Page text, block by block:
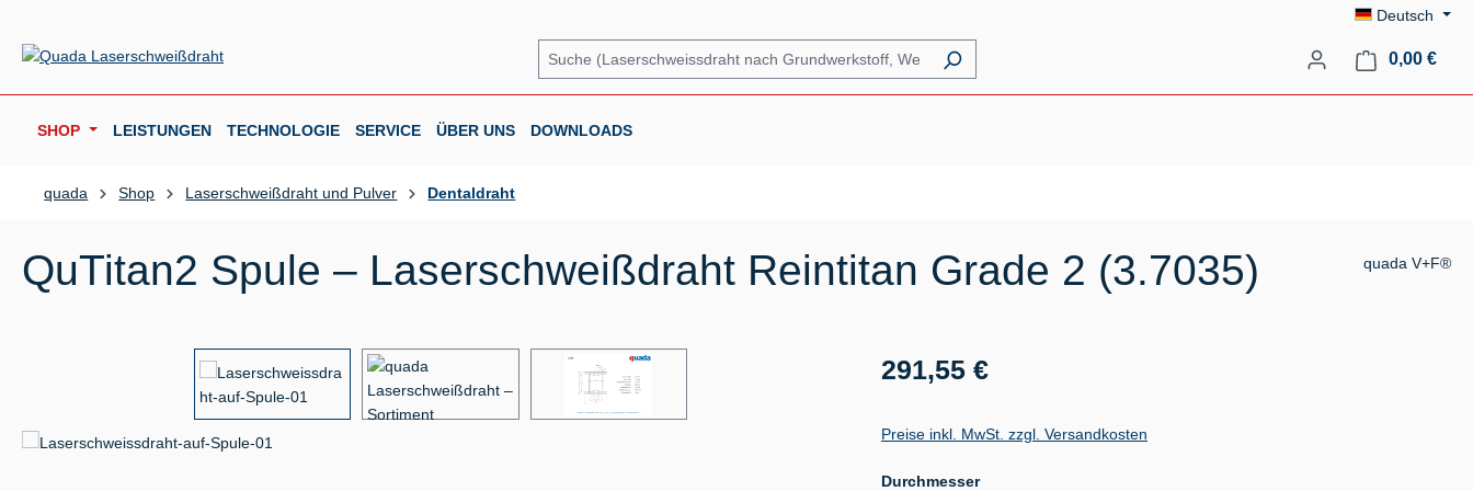
Deutsch
0,00 €
SHOP LEISTUNGEN TECHNOLOGIE SERVICE ÜBER UNS DOWNLOADS
quada Shop Laserschweißdraht und Pulver Dentaldraht
QuTitan2 Spule – Laserschweißdraht Reintitan Grade 2 (3.7035) quada V+F®
Bildergalerie überspringen Regulärer Preis:
291,55 €
Preise inkl. MwSt. zzgl. Versandkosten
Durchmesserauswählen